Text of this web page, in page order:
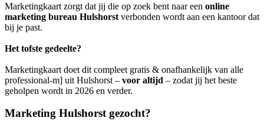
Marketingkaart zorgt dat jij die op zoek bent naar een online
marketing bureau Hulshorst verbonden wordt aan een kantoor dat
bij je past.
Het tofste gedeelte?
Marketingkaart doet dit compleet gratis & onafhankelijk van alle
professional-m] uit Hulshorst – voor altijd – zodat jij het beste
geholpen wordt in 2026 en verder.
Marketing Hulshorst gezocht?